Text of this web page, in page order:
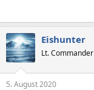
Eishunter
Lt. Commander
5. August 2020